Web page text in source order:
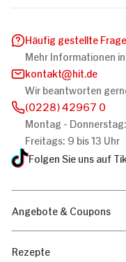
Häufig gestellte
Mehr Informationen
kontakt
hit.de
Wir beantworten
(0228) 42967 0
Montag -
Freitags: 9 bis 13 Uhr
Folgen Sie uns auf
Angebote & Coupons
Rezepte